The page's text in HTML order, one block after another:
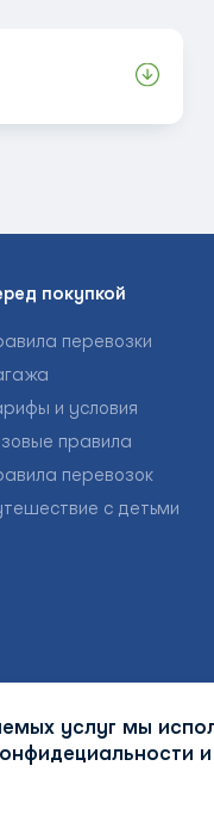
услуг мы
покупкой
перевозки
и условия
правила
перевозок
с детьми